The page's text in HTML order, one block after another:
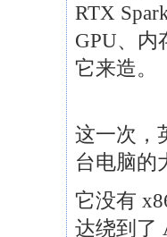
RTX
GPU、内
它来造。
这一次，
台电脑的
它没有
达绕到了